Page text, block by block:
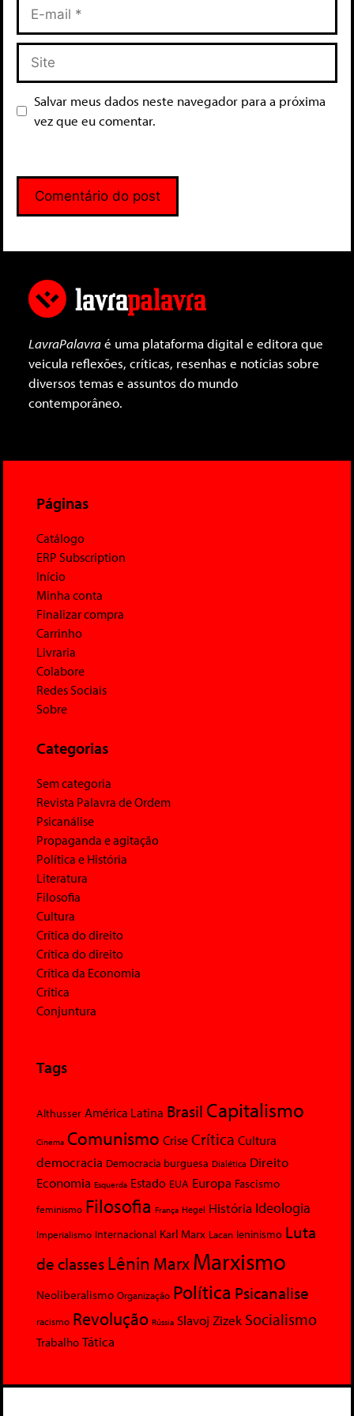
Salvar meus dados neste navegador para a próxima
vez que eu comentar.
LavraPalavraé uma plataforma digital e editora que
veicula reflexões, críticas, resenhas e notícias sobre
diversos temas e assuntos do mundo
contemporâneo.
Páginas
Catálogo
ERP Subscription
Início
Minha conta
Finalizar compra
Carrinho
Livraria
Colabore
Redes Sociais
Sobre
Categorias
Sem categoria
Revista Palavra de Ordem
Psicanálise
Propaganda e agitação
Política e História
Literatura
Filosofia
Cultura
Crítica do direito
Crítica do direito
Crítica da Economia
Crítica
Conjuntura
Tags
Althusser América Latina Brasil Capitalismo
Cinema Comunismo Crise Crítica Cultura
democracia Democracia burguesa Dialética Direito
Economia Esquerda Estado EUA Europa Fascismo
feminismo Filosofia França Hegel História Ideologia
Imperialismo Internacional Karl Marx Lacan leninismo Luta
de classesLênin MarxMarxismo
Neoliberalismo Organização Política Psicanalise
racismo Revolução Rússia Slavoj Zizek Socialismo
Trabalho Tática